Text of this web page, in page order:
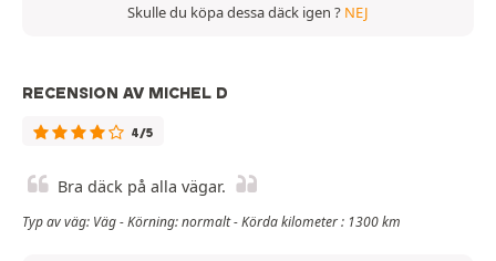
Skulle du köpa dessa däck igen ? NEJ
RECENSION AV MICHEL D
4/5
Bra däck på alla vägar.
Typ av väg: Väg - Körning: normalt - Körda kilometer : 1300 km